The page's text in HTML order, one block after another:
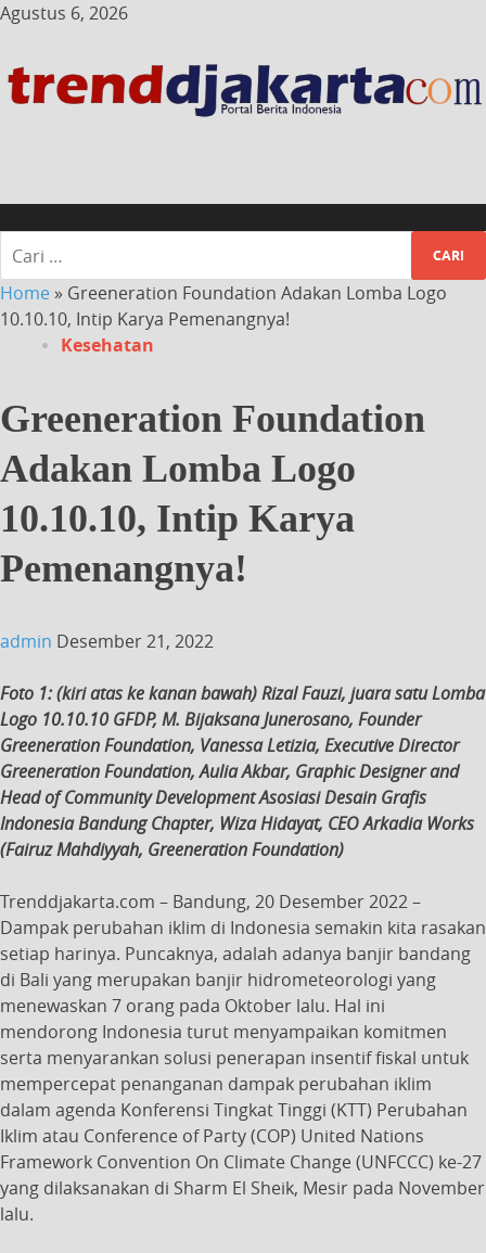
Agustus 6, 2026
Home » Greeneration Foundation Adakan Lomba Logo
10.10.10, Intip Karya Pemenangnya!
Kesehatan
Greeneration Foundation
Adakan Lomba Logo
10.10.10, Intip Karya
Pemenangnya!
admin Desember 21, 2022
Foto 1: (kiri atas ke kanan bawah) Rizal Fauzi, juara satu Lomba
Logo 10.10.10 GFDP, M. Bijaksana Junerosano, Founder
Greeneration Foundation, Vanessa Letizia, Executive Director
Greeneration Foundation, Aulia Akbar, Graphic Designer and
Head of Community Development Asosiasi Desain Grafis
Indonesia Bandung Chapter, Wiza Hidayat, CEO Arkadia Works
(Fairuz Mahdiyyah, Greeneration Foundation)
Trenddjakarta.com – Bandung, 20 Desember 2022 –
Dampak perubahan iklim di Indonesia semakin kita rasakan
setiap harinya. Puncaknya, adalah adanya banjir bandang
di Bali yang merupakan banjir hidrometeorologi yang
menewaskan 7 orang pada Oktober lalu. Hal ini
mendorong Indonesia turut menyampaikan komitmen
serta menyarankan solusi penerapan insentif fiskal untuk
mempercepat penanganan dampak perubahan iklim
dalam agenda Konferensi Tingkat Tinggi (KTT) Perubahan
Iklim atau Conference of Party (COP) United Nations
Framework Convention On Climate Change (UNFCCC) ke-27
yang dilaksanakan di Sharm El Sheik, Mesir pada November
lalu.